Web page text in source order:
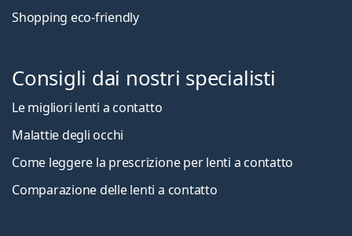
Shopping eco-friendly
Consigli dai nostri specialisti
Le migliori lenti a contatto
Malattie degli occhi
Come leggere la prescrizione per lenti a contatto
Comparazione delle lenti a contatto